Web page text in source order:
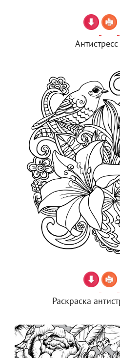
Раскраска